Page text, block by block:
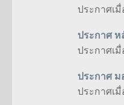
ประกาศเ
ประกาศ ห
ประกาศเ
ประกาศ
ประกาศเ